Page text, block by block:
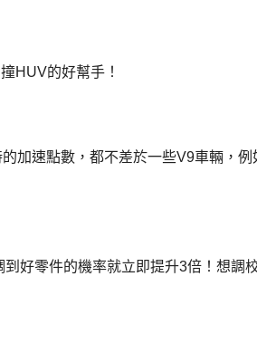
HUV的好幫手！
加速點數，都不差於一些V9車輛，例
好零件的機率就立即提升3倍！想調